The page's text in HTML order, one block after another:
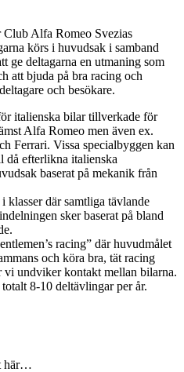
Club Alfa Romeo Svezias
körs i huvudsak i samband
ge deltagarna en utmaning som
att bjuda på bra racing och
och besökare.
italienska bilar tillverkade för
Alfa Romeo men även ex.
Ferrari. Vissa specialbyggen kan
då efterlikna italienska
baserat på mekanik från
klasser där samtliga tävlande
sker baserat på bland
racing” där huvudmålet
och köra bra, tät racing
vi undviker kontakt mellan bilarna.
8-10 deltävlingar per år.
här…